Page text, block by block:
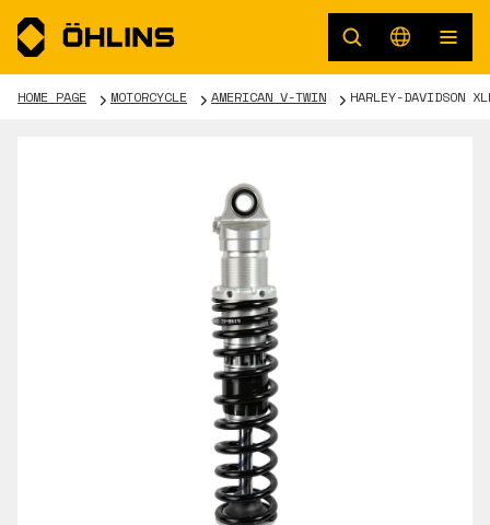
HOME PAGE MOTORCYCLE AMERICAN V-TWIN HARLEY-DAVIDSON